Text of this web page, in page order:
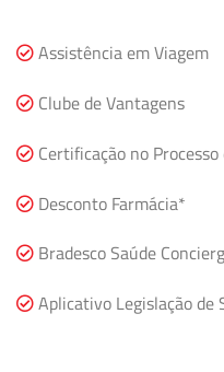
Assistência em Viagem
Clube de Vantagens
Certificação no
Desconto Farmácia*
Bradesco Saúde
Aplicativo Legislação de